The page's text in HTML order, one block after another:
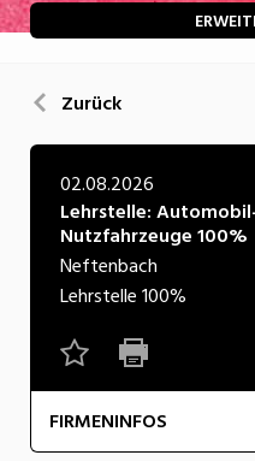
Handwerk/Technik
Kultur
Natur
Verkehr/Logistik
Wirtschaft/
Zurück
02.08.2026
Lehrstelle:
Nutzfahrzeuge 100%
Neftenbach
Lehrstelle100%
FIRMENINFOS